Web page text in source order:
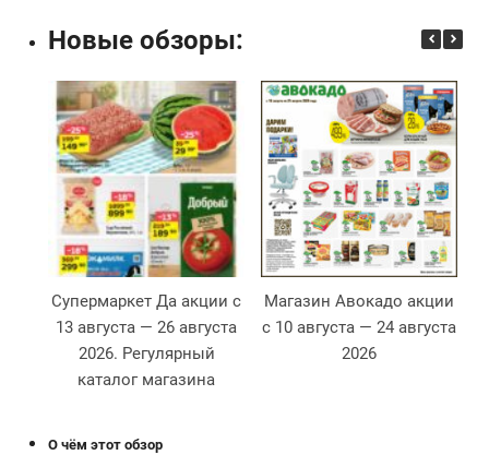
Новые обзоры:
Супермаркет Да акции с
13 августа — 26 августа
2026. Регулярный
каталог магазина
Магазин Авокадо акции
с 10 августа — 24 августа
2026
О чём этот обзор